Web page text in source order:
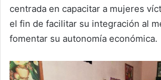
centrada en capacitar a mujeres
el fin de facilitar su integración al
fomentar su autonomía económica.